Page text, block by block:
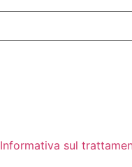
Informativa sul